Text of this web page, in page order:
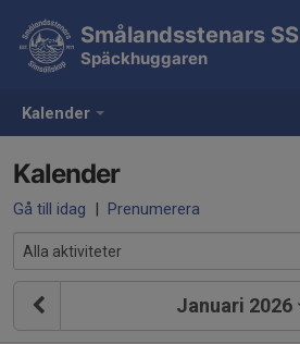
Kalender
Smålandsstenars SS
Späckhuggaren
Kalender
Gå till idag | Prenumerera
Januari 2026